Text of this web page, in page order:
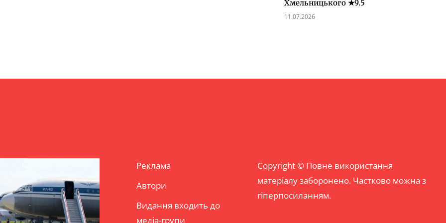
Хмельницького ★9.5
11.07.2026
Реклама
Автори
Видання входить до
медіа-групи
Copyright © Повне використання
матеріалу заборонено. Частково можна з
гіперпосиланням.